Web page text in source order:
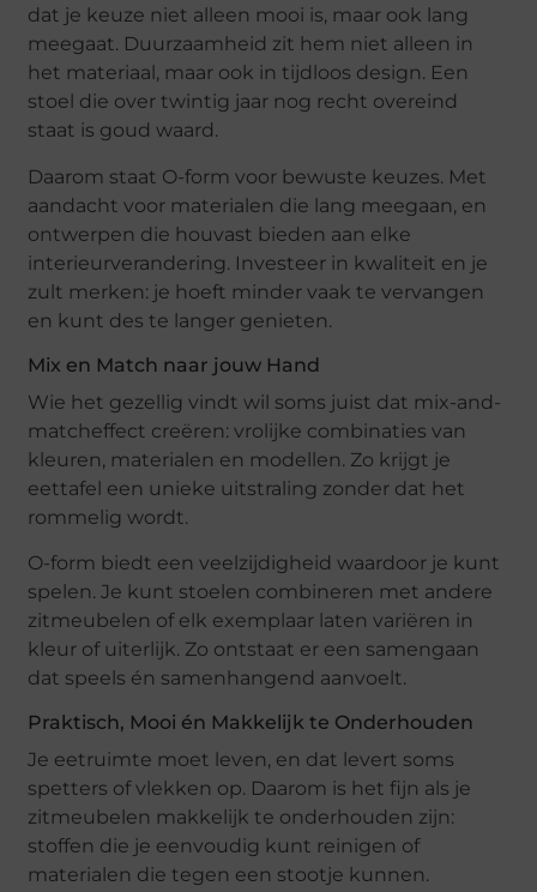
dat je keuze niet alleen mooi is, maar ook lang
meegaat. Duurzaamheid zit hem niet alleen in
het materiaal, maar ook in tijdloos design. Een
stoel die over twintig jaar nog recht overeind
staat is goud waard.
Daarom staat O-form voor bewuste keuzes. Met
aandacht voor materialen die lang meegaan, en
ontwerpen die houvast bieden aan elke
interieurverandering. Investeer in kwaliteit en je
zult merken: je hoeft minder vaak te vervangen
en kunt des te langer genieten.
Mix en Match naar jouw Hand
Wie het gezellig vindt wil soms juist dat mix-and-
matcheffect creëren: vrolijke combinaties van
kleuren, materialen en modellen. Zo krijgt je
eettafel een unieke uitstraling zonder dat het
rommelig wordt.
O-form biedt een veelzijdigheid waardoor je kunt
spelen. Je kunt stoelen combineren met andere
zitmeubelen of elk exemplaar laten variëren in
kleur of uiterlijk. Zo ontstaat er een samengaan
dat speels én samenhangend aanvoelt.
Praktisch, Mooi én Makkelijk te Onderhouden
Je eetruimte moet leven, en dat levert soms
spetters of vlekken op. Daarom is het fijn als je
zitmeubelen makkelijk te onderhouden zijn:
stoffen die je eenvoudig kunt reinigen of
materialen die tegen een stootje kunnen.